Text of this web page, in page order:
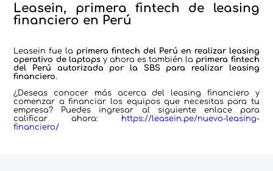
Leasein, primera fintech de leasing
financiero en Perú
Leasein fue la primera fintech del Perú en realizar leasing
operativo de laptopsy ahora es también la primera fintech
del Perú autorizada por la SBS para realizar leasing
financiero.
¿Deseas conocer más acerca del leasing financiero y
comenzar a financiar los equipos que necesitas para tu
empresa? Puedes ingresar al siguiente enlace para
calificar ahora: https://leasein.pe/nuevo-leasing-
financiero/